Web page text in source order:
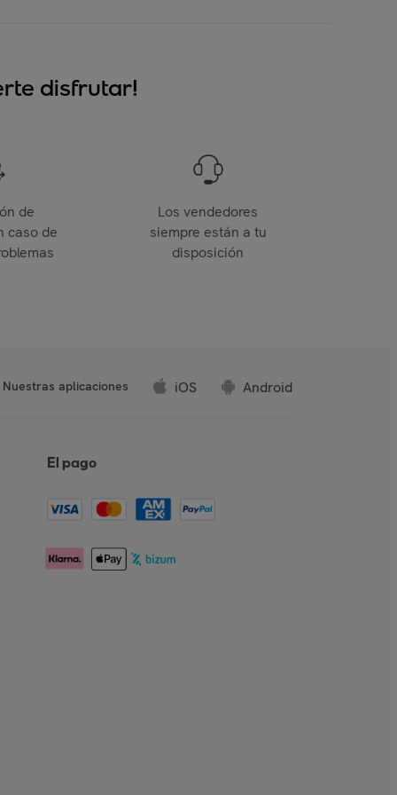
disfrutar!
de
caso de
Los vendedores
siempre están a tu
disposición
Nuestras aplicaciones iOS Android
El pago